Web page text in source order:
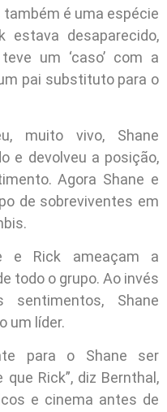
também é uma espécie
estava desaparecido,
um ‘caso’ com a
pai substituto para o
muito vivo, Shane
e devolveu a posição,
Agora Shane e
de sobreviventes em
e Rick ameaçam a
todo o grupo. Ao invés
Shane
um líder.
para o Shane ser
Rick”, diz Bernthal,
e cinema antes de